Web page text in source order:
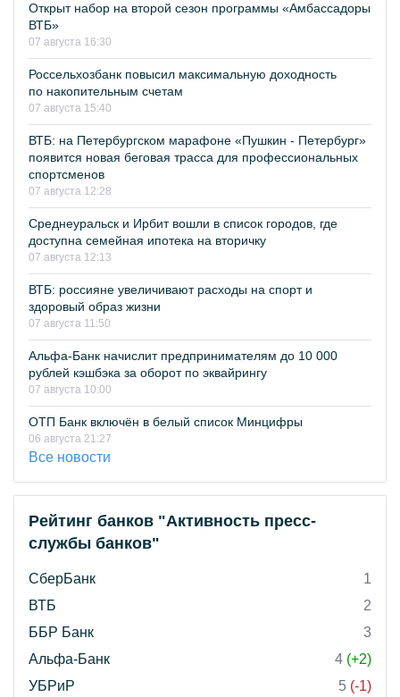
Открыт набор на второй сезон программы «Амбассадоры
ВТБ»
07 августа 16:30
Россельхозбанк повысил максимальную доходность
по накопительным счетам
07 августа 15:40
ВТБ: на Петербургском марафоне «Пушкин - Петербург»
появится новая беговая трасса для профессиональных
спортсменов
07 августа 12:28
Среднеуральск и Ирбит вошли в список городов, где
доступна семейная ипотека на вторичку
07 августа 12:13
ВТБ: россияне увеличивают расходы на спорт и
здоровый образ жизни
07 августа 11:50
Альфа-Банк начислит предпринимателям до 10 000
рублей кэшбэка за оборот по эквайрингу
07 августа 10:00
ОТП Банк включён в белый список Минцифры
06 августа 21:27
Все новости
Рейтинг банков "Активность пресс-
службы банков"
СберБанк
1
ВТБ
2
ББР Банк
3
Альфа-Банк
4 (+2)
УБРиР
5 (-1)